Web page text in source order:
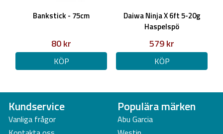
Bankstick - 75cm
80 kr
KÖP
Daiwa Ninja X 6ft 5-20g
Haspelspö
579 kr
KÖP
Kundservice
Vanliga frågor
Populära märken
Abu Garcia